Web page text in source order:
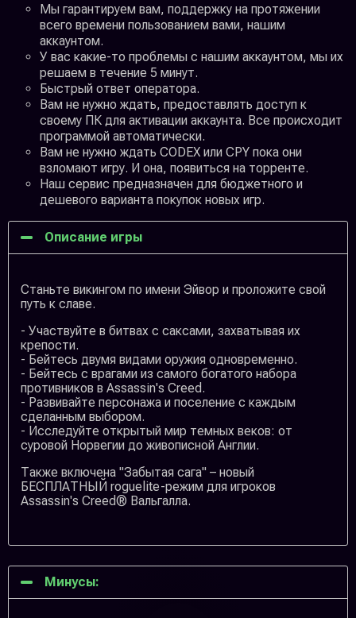
Мы гарантируем вам, поддержку на протяжении
всего времени пользованием вами, нашим
аккаунтом.
У вас какие-то проблемы с нашим аккаунтом, мы их
решаем в течение 5 минут.
Быстрый ответ оператора.
Вам не нужно ждать, предоставлять доступ к
своему ПК для активации аккаунта. Все происходит
программой автоматически.
Вам не нужно ждать CODEX или CPY пока они
взломают игру. И она, появиться на торренте.
Наш сервис предназначен для бюджетного и
дешевого варианта покупок новых игр.
Описание игры
Станьте викингом по имени Эйвор и проложите свой
путь к славе.
- Участвуйте в битвах с саксами, захватывая их
крепости.
- Бейтесь двумя видами оружия одновременно.
- Бейтесь с врагами из самого богатого набора
противников в Assassin's Creed.
- Развивайте персонажа и поселение с каждым
сделанным выбором.
- Исследуйте открытый мир темных веков: от
суровой Норвегии до живописной Англии.
Также включена "Забытая сага" – новый
БЕСПЛАТНЫЙ roguelite-режим для игроков
Assassin's Creed® Вальгалла.
Минусы: